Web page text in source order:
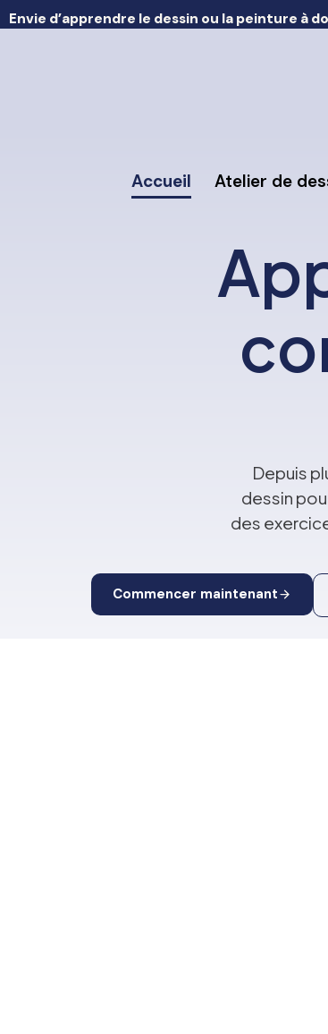
Envie d’apprendre le dessin ou la peinture à
Accueil Atelier de
Depuis
dessin
des
Commencer maintenant